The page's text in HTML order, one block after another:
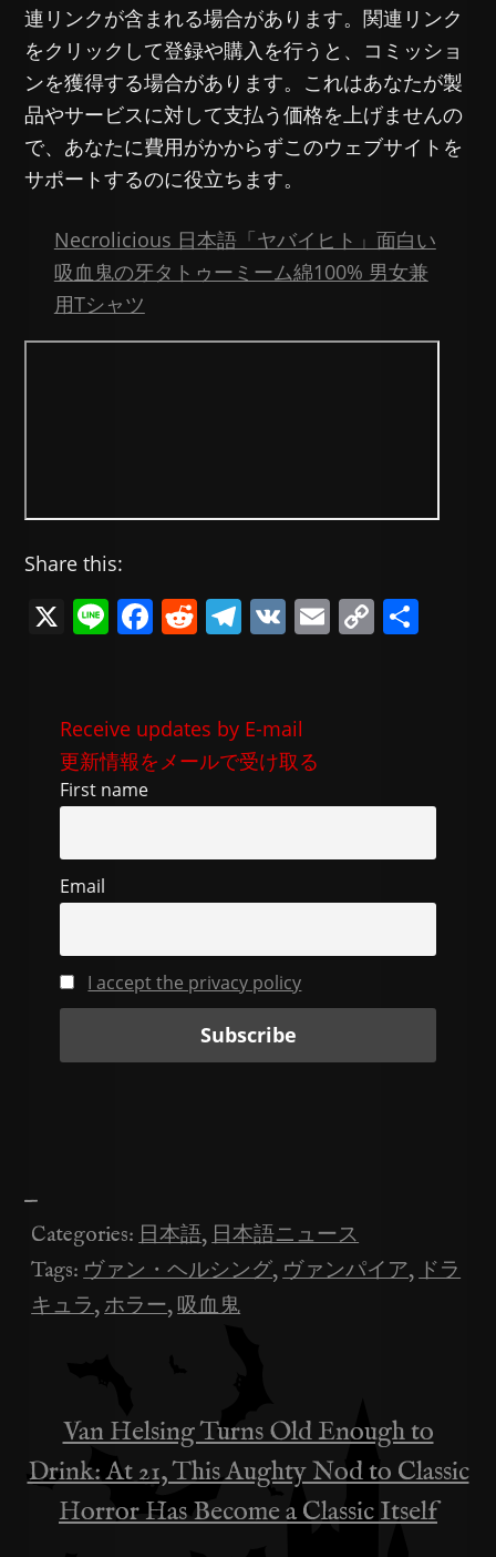
連リンクが含まれる場合があります。関連リンク
をクリックして登録や購入を行うと、コミッショ
ンを獲得する場合があります。これはあなたが製
品やサービスに対して支払う価格を上げませんの
で、あなたに費用がかからずこのウェブサイトを
サポートするのに役立ちます。
Necrolicious 日本語「ヤバイヒト」面白い
吸血鬼の牙タトゥーミーム綿100% 男女兼
用Tシャツ
Share this:
X Li F
e
b
o
k
R
di
t
T
gr
a
m
V E C
n
Receive updates by E-mail
更新情報をメールで受け取る
First name
Email
I accept the privacy policy
—
Categories:日本語,日本語ニュース
Tags:ヴァン・ヘルシング,ヴァンパイア,ドラ
キュラ,ホラー,吸血鬼
投
稿
Van Helsing Turns Old Enough to
Drink: At 21, This Aughty Nod to Classic
Horror Has Become a Classic Itself